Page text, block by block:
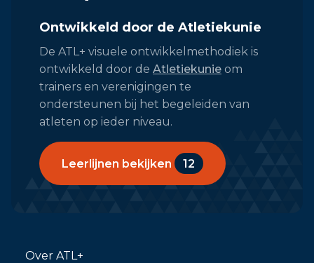
Ontwikkeld door de Atletiekunie
De ATL+ visuele ontwikkelmethodiek is
ontwikkeld door de Atletiekunie om
trainers en verenigingen te
ondersteunen bij het begeleiden van
atleten op ieder niveau.
Leerlijnen bekijken 12
Over ATL+